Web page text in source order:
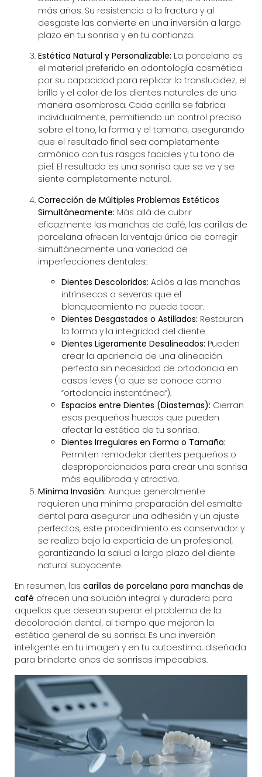
más años. Su resistencia a la fractura y al
desgaste las convierte en una inversión a largo
plazo en tu sonrisa y en tu confianza.
Estética Natural y Personalizable: La porcelana es
el material preferido en odontología cosmética
por su capacidad para replicar la translucidez, el
brillo y el color de los dientes naturales de una
manera asombrosa. Cada carilla se fabrica
individualmente, permitiendo un control preciso
sobre el tono, la forma y el tamaño, asegurando
que el resultado final sea completamente
armónico con tus rasgos faciales y tu tono de
piel. El resultado es una sonrisa que se ve y se
siente completamente natural.
Corrección de Múltiples Problemas Estéticos
Simultáneamente: Más allá de cubrir
eficazmente las manchas de café, las carillas de
porcelana ofrecen la ventaja única de corregir
simultáneamente una variedad de
imperfecciones dentales:
Dientes Descoloridos: Adiós a las manchas
intrínsecas o severas que el
blanqueamiento no puede tocar.
Dientes Desgastados o Astillados: Restauran
la forma y la integridad del diente.
Dientes Ligeramente Desalineados: Pueden
crear la apariencia de una alineación
perfecta sin necesidad de ortodoncia en
casos leves (lo que se conoce como
“ortodoncia instantánea”).
Espacios entre Dientes (Diastemas): Cierran
esos pequeños huecos que pueden
afectar la estética de tu sonrisa.
Dientes Irregulares en Forma o Tamaño:
Permiten remodelar dientes pequeños o
desproporcionados para crear una sonrisa
más equilibrada y atractiva.
Mínima Invasión: Aunque generalmente
requieren una mínima preparación del esmalte
dental para asegurar una adhesión y un ajuste
perfectos, este procedimiento es conservador y
se realiza bajo la experticia de un profesional,
garantizando la salud a largo plazo del diente
natural subyacente.
En resumen, las carillas de porcelana para manchas de
café ofrecen una solución integral y duradera para
aquellos que desean superar el problema de la
decoloración dental, al tiempo que mejoran la
estética general de su sonrisa. Es una inversión
inteligente en tu imagen y en tu autoestima, diseñada
para brindarte años de sonrisas impecables.